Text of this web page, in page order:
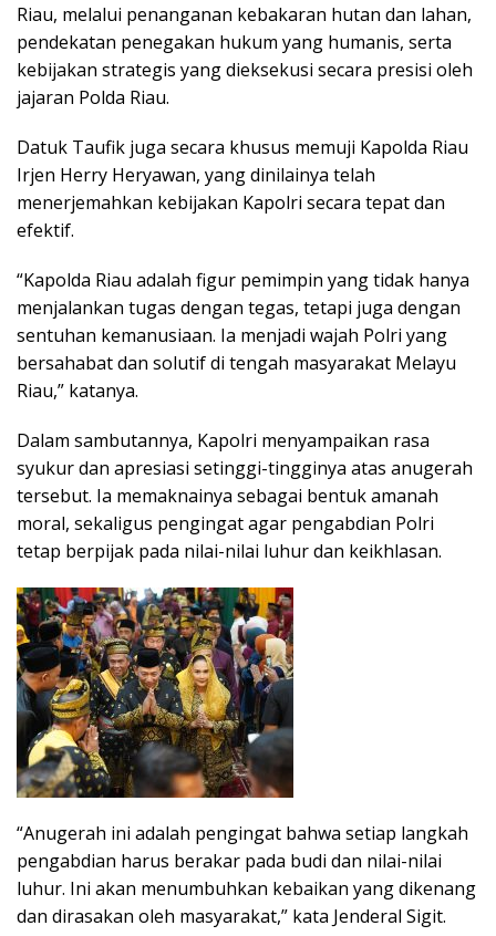
Riau, melalui penanganan kebakaran hutan dan lahan,
pendekatan penegakan hukum yang humanis, serta
kebijakan strategis yang dieksekusi secara presisi oleh
jajaran Polda Riau.
Datuk Taufik juga secara khusus memuji Kapolda Riau
Irjen Herry Heryawan, yang dinilainya telah
menerjemahkan kebijakan Kapolri secara tepat dan
efektif.
“Kapolda Riau adalah figur pemimpin yang tidak hanya
menjalankan tugas dengan tegas, tetapi juga dengan
sentuhan kemanusiaan. Ia menjadi wajah Polri yang
bersahabat dan solutif di tengah masyarakat Melayu
Riau,” katanya.
Dalam sambutannya, Kapolri menyampaikan rasa
syukur dan apresiasi setinggi-tingginya atas anugerah
tersebut. Ia memaknainya sebagai bentuk amanah
moral, sekaligus pengingat agar pengabdian Polri
tetap berpijak pada nilai-nilai luhur dan keikhlasan.
“Anugerah ini adalah pengingat bahwa setiap langkah
pengabdian harus berakar pada budi dan nilai-nilai
luhur. Ini akan menumbuhkan kebaikan yang dikenang
dan dirasakan oleh masyarakat,” kata Jenderal Sigit.